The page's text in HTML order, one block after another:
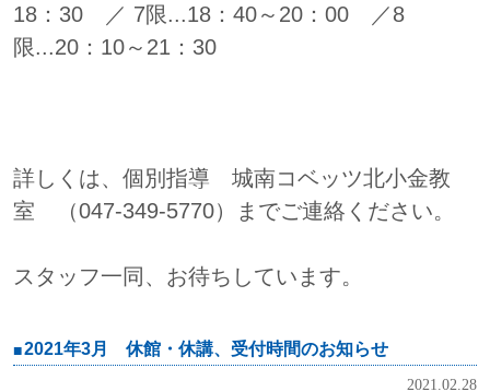
18：30 ／ 7限...18：40～20：00 ／8
限...20：10～21：30
詳しくは、個別指導 城南コベッツ北小金教
室 （047-349-5770）までご連絡ください。
スタッフ一同、お待ちしています。
2021年3月 休館・休講、受付時間のお知らせ
2021.02.28